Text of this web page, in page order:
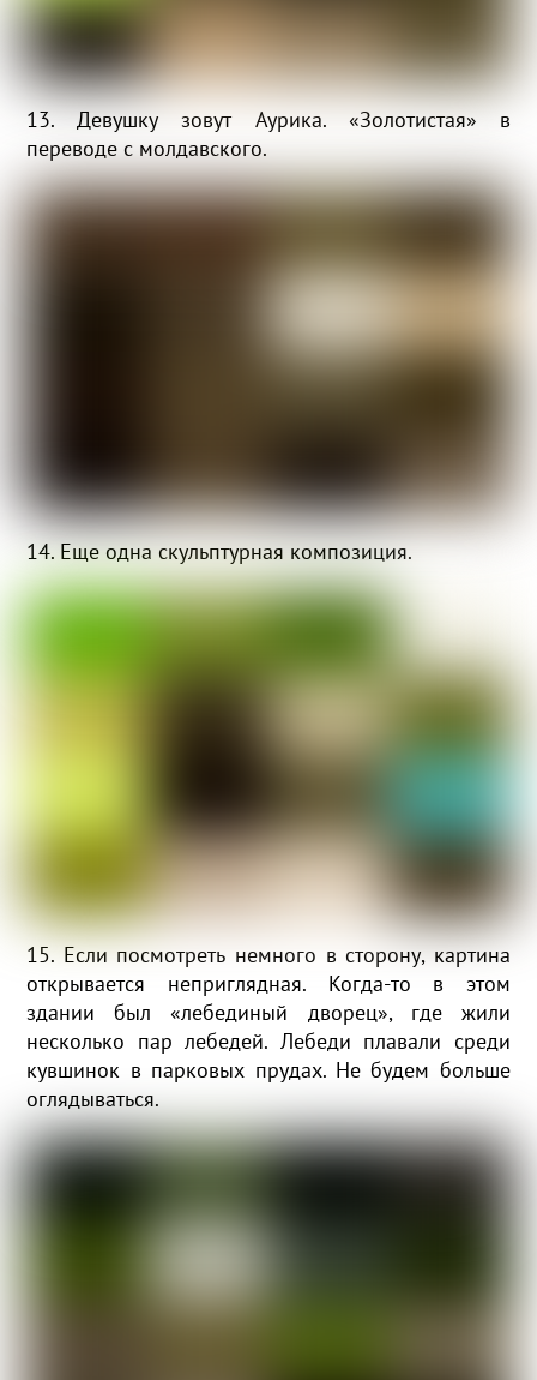
13. Девушку зовут Аурика. «Золотистая» в
переводе с молдавского.
14. Еще одна скульптурная композиция.
15. Если посмотреть немного в сторону, картина
открывается неприглядная. Когда-то в этом
здании был «лебединый дворец», где жили
несколько пар лебедей. Лебеди плавали среди
кувшинок в парковых прудах. Не будем больше
оглядываться.